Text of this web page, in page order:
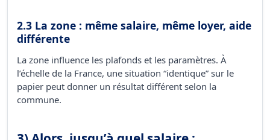
2.3 La zone : même salaire, même loyer, aide
différente
La zone influence les plafonds et les paramètres. À
l’échelle de la France, une situation “identique” sur le
papier peut donner un résultat différent selon la
commune.